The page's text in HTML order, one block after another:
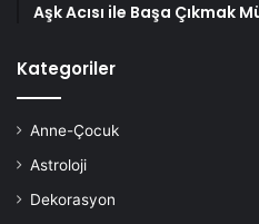
Aşk Acısı ile Başa Çıkmak
Kategoriler
Anne-Çocuk
Astroloji
Dekorasyon